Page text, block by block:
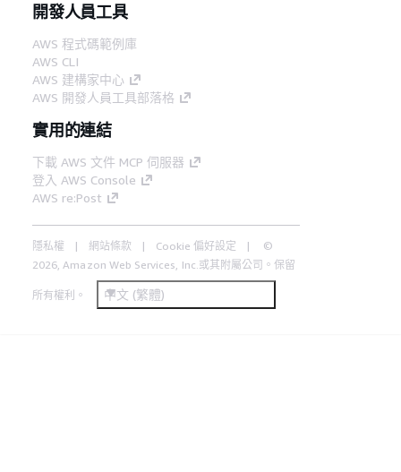
開發人員工具
AWS 程式碼範例庫
AWS CLI
AWS 建構家中心
AWS 開發人員工具部落格
實用的連結
下載 AWS 文件 MCP 伺服器
登入 AWS Console
AWS re:Post
隱私權 網站條款 Cookie 偏好設定
©
2026, Amazon Web Services, Inc.或其附屬公司。保留
所有權利。 中文 (繁體)